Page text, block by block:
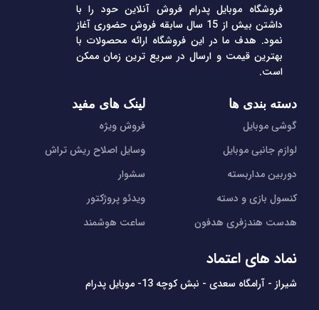
فروشگاه موبایل پدرام فروش آنلاین حود را با
داشتن بیش از 15 سال سابقه فروش حضوری آغاز
نمود. هدف ما در این فروشگاه ارائه محصولات با
بهترین قیمت و ارسال در سریع ترین زمان ممکن
است.
دسته بندی ها
گوشی موبایل
لوازم جانبی موبایل
دوربین مداربسته
کنسول بازی و دسته
هدست هندزفری هدفون
لینک های مفید
فروش ویژه
وسایل اصلاح ریش تراش
سشوار
ویدئو پروژکتور
ساعت هوشمند
نماد های اعتماد
شیراز - آرامگاه سعدی - نبش کوچه 13- موبایل پدرام